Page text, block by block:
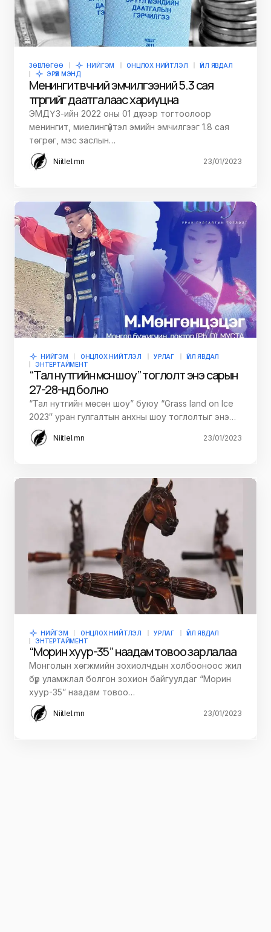
ЗӨВЛӨГӨӨ НИЙГЭМ ОНЦЛОХ НИЙТЛЭЛ
ҮЙЛ ЯВДАЛ
ЭРҮҮЛ МЭНД
Менингит өвчний эмчилгээний 5.3 сая
төгрөгийг даатгалаас хариуцна
ЭМДҮЗ-ийн 2022 оны 01 дүгээр тогтоолоор
менингит, миелингүйтэл эмийн эмчилгээг 1.8 сая
төгрөг, мэс заслын…
Niitlel.mn 23/01/2023
НИЙГЭМ ОНЦЛОХ НИЙТЛЭЛ УРЛАГ
ҮЙЛ ЯВДАЛ
ЭНТЕРТАЙМЕНТ
“Тал нутгийн мөсөн шоу” тоглолт энэ сарын
27-28-нд болно
“Тал нутгийн мөсөн шоу” буюу “Grass land on Ice
2023″ уран гулгалтын анхны шоу тоглолтыг энэ…
Niitlel.mn 23/01/2023
НИЙГЭМ ОНЦЛОХ НИЙТЛЭЛ УРЛАГ
ҮЙЛ ЯВДАЛ
ЭНТЕРТАЙМЕНТ
“Морин хуур-35” наадам товоо зарлалаа
Монголын хөгжмийн зохиолчдын холбооноос жил
бүр уламжлал болгон зохион байгуулдаг “Морин
хуур-35” наадам товоо…
Niitlel.mn 23/01/2023